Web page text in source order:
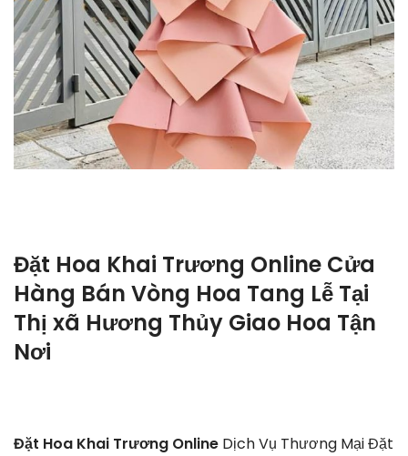
Đặt Hoa Khai Trương Online Cửa
Hàng Bán Vòng Hoa Tang Lễ Tại
Thị xã Hương Thủy Giao Hoa Tận
Nơi
Đặt Hoa Khai Trương Online Dịch Vụ Thương Mại Đặt